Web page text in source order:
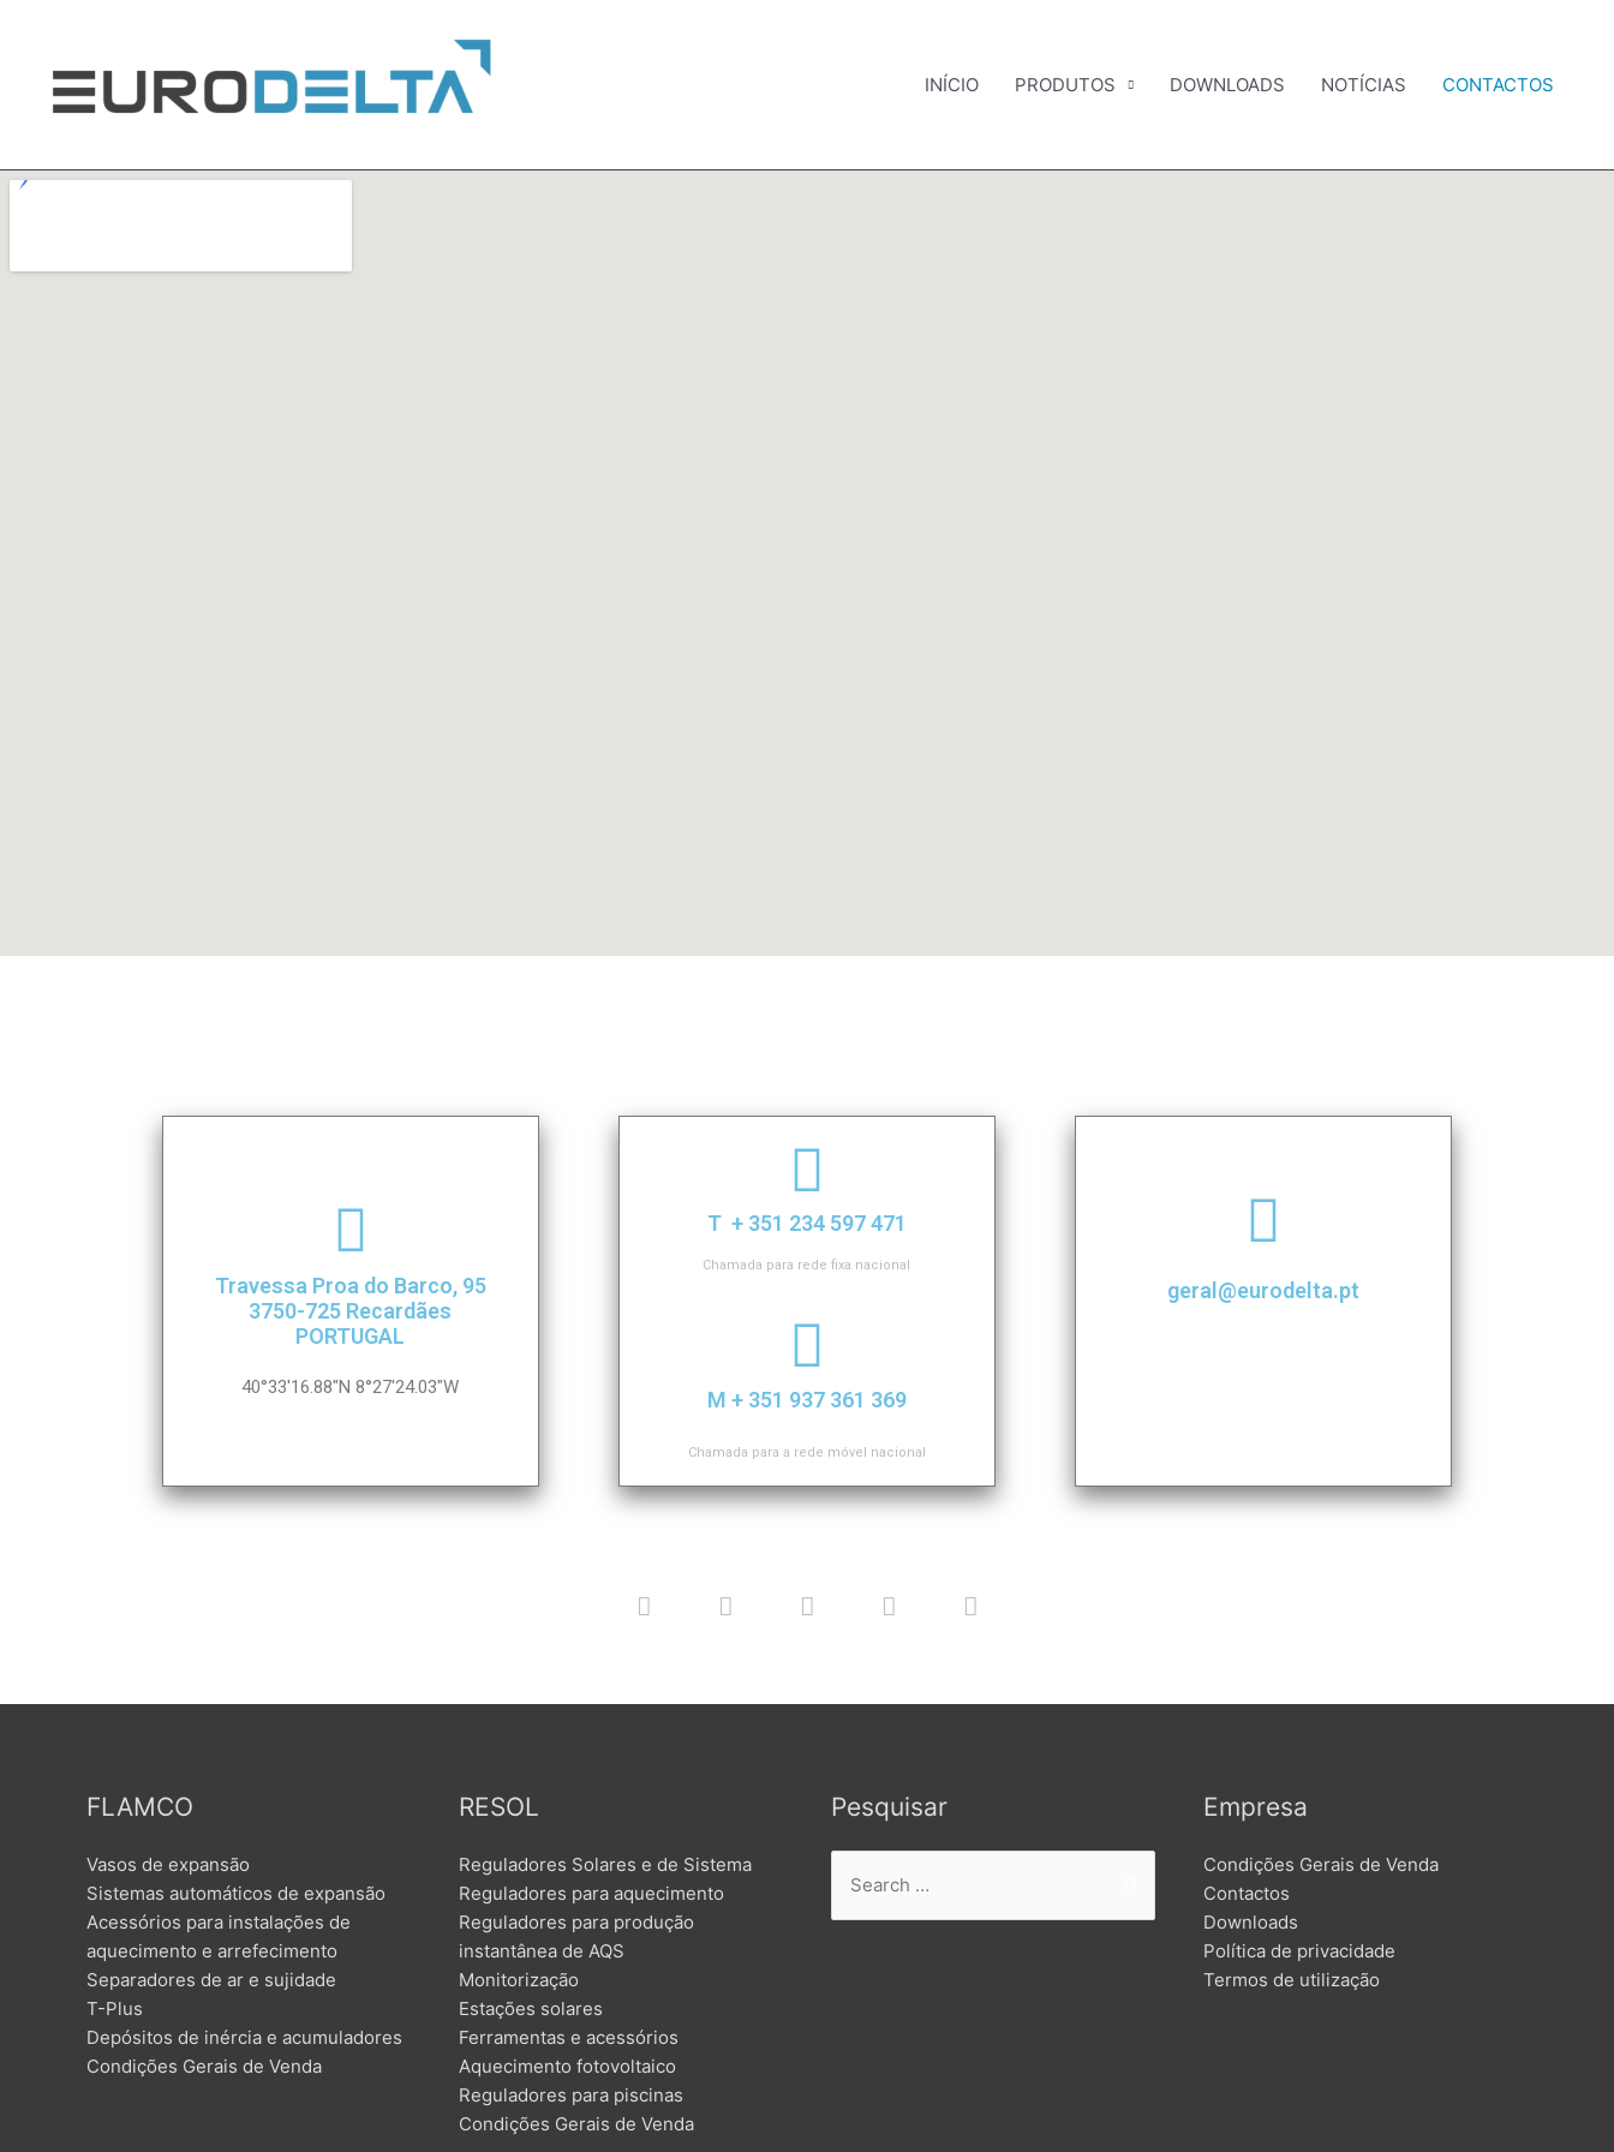
INÍCIO PRODUTOS DOWNLOADS NOTÍCIAS CONTACTOS
Travessa Proa do Barco, 95
3750-725 Recardães
PORTUGAL
40°33'16.88"N 8°27'24.03"W
T + 351 234 597 471
Chamada para rede fixa nacional
M + 351 937 361 369
Chamada para a rede móvel nacional
geral@eurodelta.pt
FLAMCO
Vasos de expansão
Sistemas automáticos de expansão
Acessórios para instalações de
aquecimento e arrefecimento
Separadores de ar e sujidade
T-Plus
Depósitos de inércia e acumuladores
Condições Gerais de Venda
RESOL
Reguladores Solares e de Sistema
Reguladores para aquecimento
Reguladores para produção
instantânea de AQS
Monitorização
Estações solares
Ferramentas e acessórios
Aquecimento fotovoltaico
Reguladores para piscinas
Condições Gerais de Venda
Pesquisar Empresa
Condições Gerais de Venda
Contactos
Downloads
Política de privacidade
Termos de utilização